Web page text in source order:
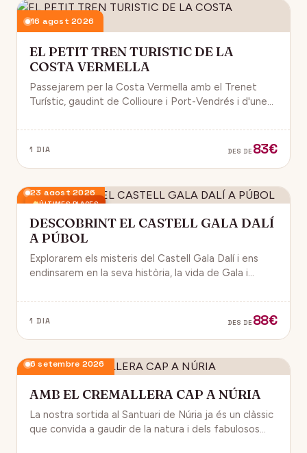
16 agost 2026
EL PETIT TREN TURISTIC DE LA
COSTA VERMELLA
Passejarem per la Costa Vermella amb el Trenet
Turístic, gaudint de Collioure i Port-Vendrés i d'unes
1 DIA DES DE 83€
ÚLTIMES PLACES
23 agost 2026
DESCOBRINT EL CASTELL GALA DALÍ
A PÚBOL
Explorarem els misteris del Castell Gala Dalí i ens
endinsarem en la seva història, la vida de Gala i
1 DIA DES DE 88€
6 setembre 2026
AMB EL CREMALLERA CAP A NÚRIA
La nostra sortida al Santuari de Núria ja és un clàssic
que convida a gaudir de la natura i dels fabulosos